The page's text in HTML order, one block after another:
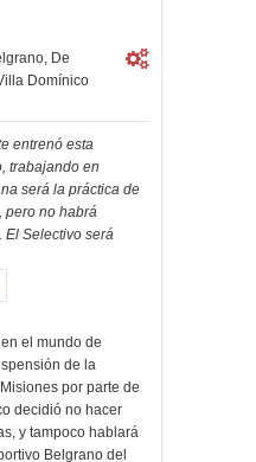
, De
Domínico
entrenó esta
trabajando en
será la práctica de
pero no habrá
El Selectivo será
el mundo de
de la
por parte de
decidió no hacer
y tampoco hablará
Belgrano del